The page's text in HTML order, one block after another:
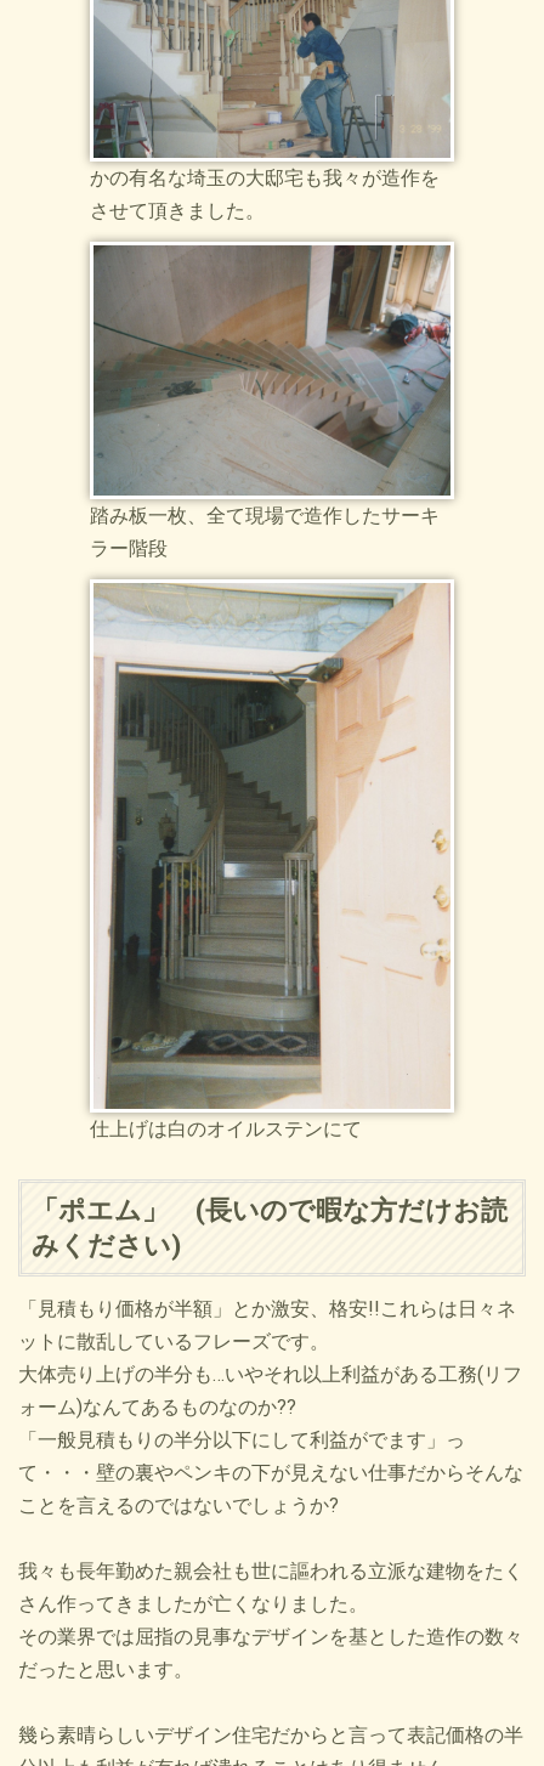
かの有名な埼玉の大邸宅も我々が造作を
させて頂きました。
踏み板一枚、全て現場で造作したサーキ
ラー階段
仕上げは白のオイルステンにて
「ポエム」 (長いので暇な方だけお読
みください)
「見積もり価格が半額」とか激安、格安!!これらは日々ネ
ットに散乱しているフレーズです。
大体売り上げの半分も…いやそれ以上利益がある工務(リフ
ォーム)なんてあるものなのか??
「一般見積もりの半分以下にして利益がでます」っ
て・・・壁の裏やペンキの下が見えない仕事だからそんな
ことを言えるのではないでしょうか?
我々も長年勤めた親会社も世に謳われる立派な建物をたく
さん作ってきましたが亡くなりました。
その業界では屈指の見事なデザインを基とした造作の数々
だったと思います。
幾ら素晴らしいデザイン住宅だからと言って表記価格の半